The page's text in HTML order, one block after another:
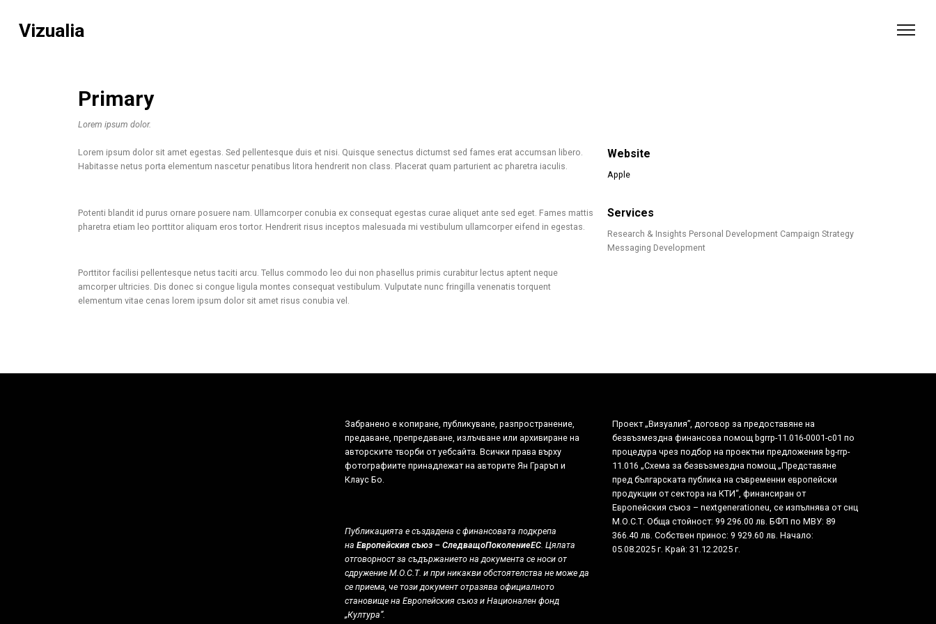
Vizualia
Primary
Lorem ipsum dolor.
Lorem ipsum dolor sit amet egestas. Sed pellentesque duis et nisi. Quisque senectus dictumst sed fames erat accumsan libero.
Habitasse netus porta elementum nascetur penatibus litora hendrerit non class. Placerat quam parturient ac pharetra iaculis.
Potenti blandit id purus ornare posuere nam. Ullamcorper conubia ex consequat egestas curae aliquet ante sed eget. Fames mattis
pharetra etiam leo porttitor aliquam eros tortor. Hendrerit risus inceptos malesuada mi vestibulum ullamcorper eifend in egestas.
Porttitor facilisi pellentesque netus taciti arcu. Tellus commodo leo dui non phasellus primis curabitur lectus aptent neque
amcorper ultricies. Dis donec si congue ligula montes consequat vestibulum. Vulputate nunc fringilla venenatis torquent
elementum vitae cenas lorem ipsum dolor sit amet risus conubia vel.
Website
Apple
Services
Research & Insights Personal Development Campaign Strategy
Messaging Development
Забранено е копиране, публикуване, разпространение,
предаване, препредаване, излъчване или архивиране на
авторските творби от уебсайта. Всички права върху
фотографиите принадлежат на авторитe Ян Граръп и
Клаус Бо.
Публикацията е създадена с финансовата подкрепа
наЕвропейския съюз – СледващоПоколениеЕС . Цялата
отговорност за съдържанието на документа се носи от
сдружение М.О.С.Т. и при никакви обстоятелства не може да
се приема, че този документ отразява официалното
становище на Европейския съюз и Национален фонд
„Култура”.
Проект „Визуалия”, договор за предоставяне на
безвъзмездна финансова помощ bgrrp-11.016-0001-c01 по
процедура чрез подбор на проектни предложения bg-rrp-
11.016 „Схема за безвъзмездна помощ „Представяне
пред българската публика на съвременни европейски
продукции от сектора на КТИ“, финансиран от
Европейския съюз – nextgenerationeu, се изпълнява от снц
М.О.С.Т. Обща стойност: 99 296.00 лв. БФП по МВУ: 89
366.40 лв. Собствен принос: 9 929.60 лв. Начало:
05.08.2025 г. Край: 31.12.2025 г.